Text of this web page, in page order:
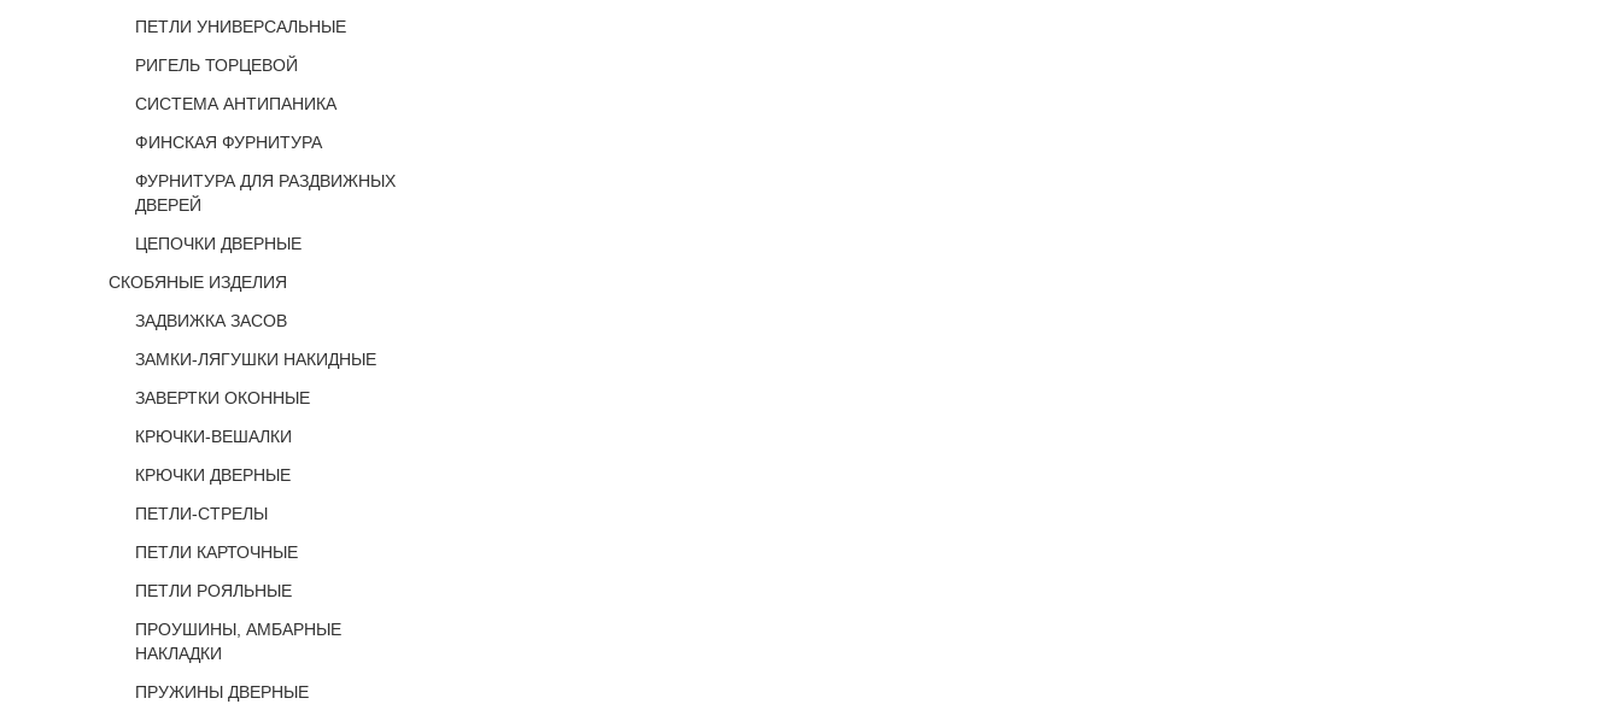
ПЕТЛИ УНИВЕРСАЛЬНЫЕ
РИГЕЛЬ ТОРЦЕВОЙ
СИСТЕМА АНТИПАНИКА
ФИНСКАЯ ФУРНИТУРА
ФУРНИТУРА ДЛЯ РАЗДВИЖНЫХ
ДВЕРЕЙ
ЦЕПОЧКИ ДВЕРНЫЕ
СКОБЯНЫЕ ИЗДЕЛИЯ
ЗАДВИЖКА ЗАСОВ
ЗАМКИ-ЛЯГУШКИ НАКИДНЫЕ
ЗАВЕРТКИ ОКОННЫЕ
КРЮЧКИ-ВЕШАЛКИ
КРЮЧКИ ДВЕРНЫЕ
ПЕТЛИ-СТРЕЛЫ
ПЕТЛИ КАРТОЧНЫЕ
ПЕТЛИ РОЯЛЬНЫЕ
ПРОУШИНЫ, АМБАРНЫЕ
НАКЛАДКИ
ПРУЖИНЫ ДВЕРНЫЕ